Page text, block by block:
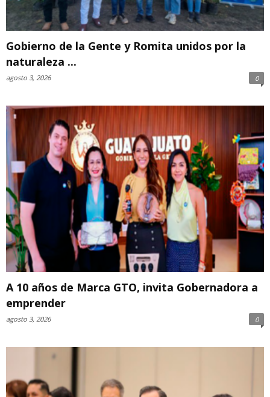
Gobierno de la Gente y Romita unidos por la
naturaleza ...
agosto 3, 2026 0
A 10 años de Marca GTO, invita Gobernadora a
emprender
agosto 3, 2026 0